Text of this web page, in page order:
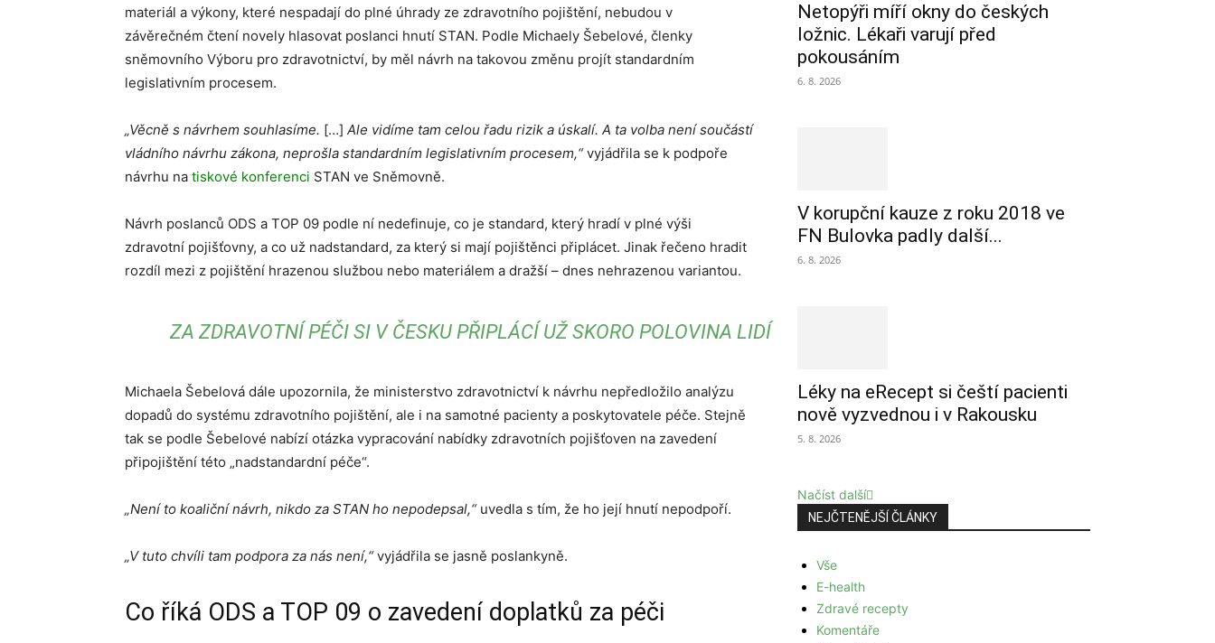
materiál a výkony, které nespadají do plné úhrady ze zdravotního pojištění, nebudou v
závěrečném čtení novely hlasovat poslanci hnutí STAN. Podle Michaely Šebelové, členky
sněmovního Výboru pro zdravotnictví, by měl návrh na takovou změnu projít standardním
legislativním procesem.
„Věcně s návrhem souhlasíme. […] Ale vidíme tam celou řadu rizik a úskalí. A ta volba není součástí
vládního návrhu zákona, neprošla standardním legislativním procesem,“vyjádřila se k podpoře
návrhu na tiskové konferenci STAN ve Sněmovně.
Návrh poslanců ODS a TOP 09 podle ní nedefinuje, co je standard, který hradí v plné výši
zdravotní pojišťovny, a co už nadstandard, za který si mají pojištěnci připlácet. Jinak řečeno hradit
rozdíl mezi z pojištění hrazenou službou nebo materiálem a dražší – dnes nehrazenou variantou.
ZA ZDRAVOTNÍ PÉČI SI V ČESKU PŘIPLÁCÍ UŽ SKORO POLOVINA LIDÍ
Michaela Šebelová dále upozornila, že ministerstvo zdravotnictví k návrhu nepředložilo analýzu
dopadů do systému zdravotního pojištění, ale i na samotné pacienty a poskytovatele péče. Stejně
tak se podle Šebelové nabízí otázka vypracování nabídky zdravotních pojišťoven na zavedení
připojištění této „nadstandardní péče“.
„Není to koaliční návrh, nikdo za STAN ho nepodepsal,“ uvedla s tím, že ho její hnutí nepodpoří.
„V tuto chvíli tam podpora za nás není,“vyjádřila se jasně poslankyně.
Co říká ODS a TOP 09 o zavedení doplatků za péči
Netopýři míří okny do českých
ložnic. Lékaři varují před
pokousáním
6. 8. 2026
V korupční kauze z roku 2018 ve
FN Bulovka padly další...
6. 8. 2026
Léky na eRecept si čeští pacienti
nově vyzvednou i v Rakousku
5. 8. 2026
Načíst další
NEJČTENĚJŠÍ ČLÁNKY
Vše
E-health
Zdravé recepty
Komentáře